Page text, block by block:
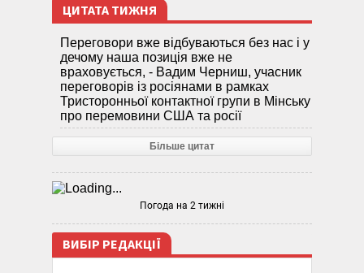
ЦИТАТА ТИЖНЯ
Переговори вже відбуваються без нас і у
дечому наша позиція вже не
враховується, - Вадим Черниш, учасник
переговорів із росіянами в рамках
Тристоронньої контактної групи в Мінську
про перемовини США та росії
Більше цитат
Погода на 2 тижні
ВИБІР РЕДАКЦІЇ